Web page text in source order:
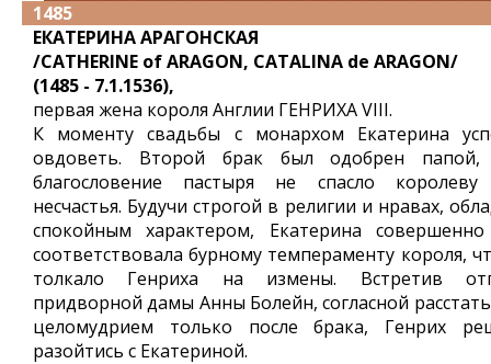
1485
ЕКАТЕРИНА АРАГОНСКАЯ
/CATHERINE of ARAGON, CATALINA de ARAGON/
(1485 - 7.1.1536),
первая жена короля Англии ГЕНРИХА VIII.
К моменту свадьбы с монархом Екатерина
овдоветь. Второй брак был одобрен
благословение пастыря не спасло
несчастья. Будучи строгой в религии и нравах,
спокойным характером, Екатерина
соответствовала бурному темпераменту короля,
толкало Генриха на измены. Встретив
придворной дамы Анны Болейн, согласной
целомудрием только после брака, Генрих
разойтись с Екатериной.